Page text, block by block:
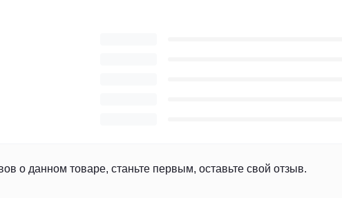
о данном товаре, станьте первым, оставьте свой отзыв.